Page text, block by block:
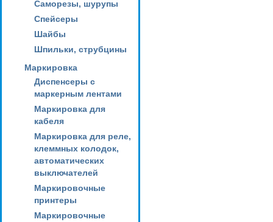
Саморезы, шурупы
Спейсеры
Шайбы
Шпильки, струбцины
Маркировка
Диспенсеры с
маркерным лентами
Маркировка для
кабеля
Маркировка для реле,
клеммных колодок,
автоматических
выключателей
Маркировочные
принтеры
Маркировочные